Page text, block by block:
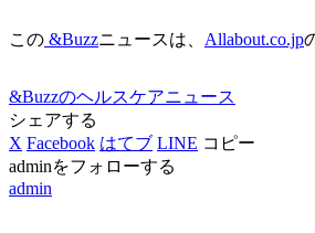
この &Buzzニュースは、 Allabout.co.jp
&Buzzのヘルスケアニュース
シェアする
X Facebook はてブ LINE コピー
adminをフォローする
admin